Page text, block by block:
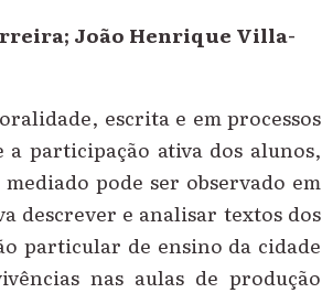
João Henrique Villa-
escrita e em processos
participação ativa dos alunos,
pode ser observado em
descrever e analisar textos dos
particular de ensino da cidade
nas aulas de produção